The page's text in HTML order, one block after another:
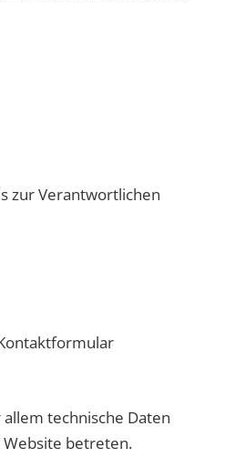
zur Verantwortlichen
technische Daten
Website betreten.